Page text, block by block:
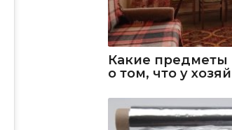
Какие предметы
о том, что у